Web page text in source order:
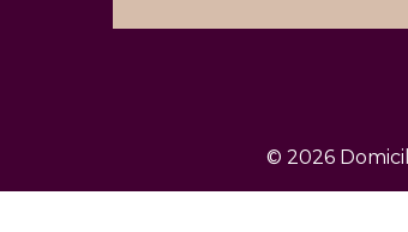
© 2026